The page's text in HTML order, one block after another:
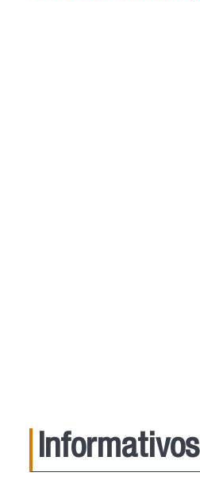
Informativos